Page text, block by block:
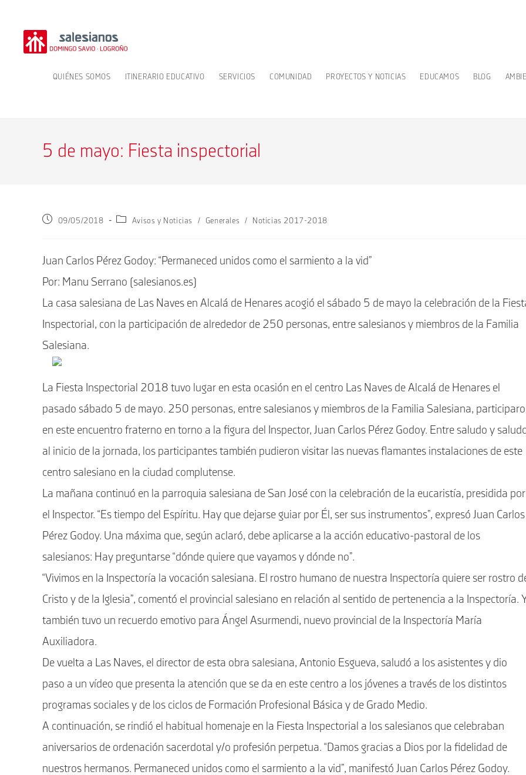
contenido
QUIÉNES SOMOS ITINERARIO EDUCATIVO SERVICIOS COMUNIDAD PROYECTOS Y NOTICIAS EDUCAMOS BLOG
5 de mayo: Fiesta inspectorial
Publicación
09/05/2018
CategoríaAvisos y Noticias / Generales / Noticias 2017-2018
Juan Carlos Pérez Godoy: “Permaneced unidos como el sarmiento a la vid”
Por: Manu Serrano (salesianos.es)
La casa salesiana de Las Naves en Alcalá de Henares acogió el sábado 5 de mayo la celebración de la
Inspectorial, con la participación de alrededor de 250 personas, entre salesianos y miembros de la Familia
Salesiana.
La Fiesta Inspectorial 2018 tuvo lugar en esta ocasión en el centro Las Naves de Alcalá de Henares el
pasado sábado 5 de mayo. 250 personas, entre salesianos y miembros de la Familia Salesiana,
en este encuentro fraterno en torno a la figura del Inspector, Juan Carlos Pérez Godoy. Entre saludo y
al inicio de la jornada, los participantes también pudieron visitar las nuevas flamantes instalaciones de este
centro salesiano en la ciudad complutense.
La mañana continuó en la parroquia salesiana de San José con la celebración de la eucaristía, presidida por
el Inspector. “Es tiempo del Espíritu. Hay que dejarse guiar por Él, ser sus instrumentos”, expresó Juan Carlos
Pérez Godoy. Una máxima que, según aclaró, debe aplicarse a la acción educativo-pastoral de los
salesianos: Hay preguntarse “dónde quiere que vayamos y dónde no”.
“Vivimos en la Inspectoría la vocación salesiana. El rostro humano de nuestra Inspectoría quiere ser rostro
Cristo y de la Iglesia”, comentó el provincial salesiano en relación al sentido de pertenencia a la Inspectoría.
también tuvo un recuerdo emotivo para Ángel Asurmendi, nuevo provincial de la Inspectoría María
Auxiliadora.
De vuelta a Las Naves, el director de esta obra salesiana, Antonio Esgueva, saludó a los asistentes y dio
paso a un vídeo que presenta la atención que se da en este centro a los jóvenes a través de los distintos
programas sociales y de los ciclos de Formación Profesional Básica y de Grado Medio.
A continuación, se rindió el habitual homenaje en la Fiesta Inspectorial a los salesianos que celebraban
aniversarios de ordenación sacerdotal y/o profesión perpetua. “Damos gracias a Dios por la fidelidad de
nuestros hermanos. Permaneced unidos como el sarmiento a la vid”, manifestó Juan Carlos Pérez Godoy.